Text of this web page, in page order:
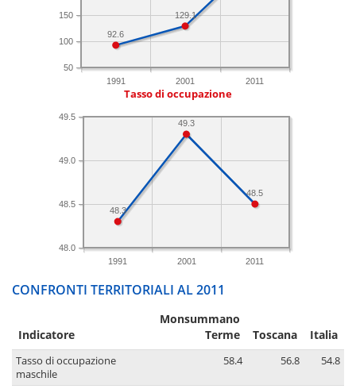
1991 2001 2011
50
100
150 129.1
92.6
Tasso di occupazione
1991 2001 2011
48.0
48.5
49.0
49.5
48.5
49.3
48.3
CONFRONTI TERRITORIALI AL 2011
Indicatore
Monsummano
Terme
Toscana Italia
Tasso di occupazione
maschile
58.4 56.8 54.8